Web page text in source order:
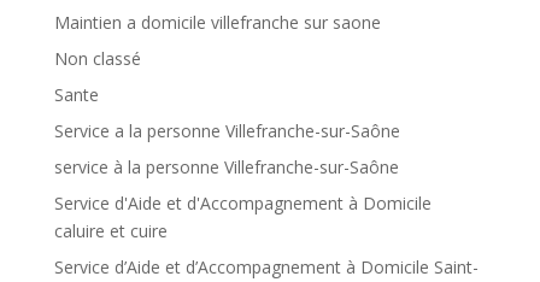
Maintien a domicile villefranche sur saone
Non classé
Sante
Service a la personne Villefranche-sur-Saône
service à la personne Villefranche-sur-Saône
Service d'Aide et d'Accompagnement à Domicile
caluire et cuire
Service d’Aide et d’Accompagnement à Domicile Saint-